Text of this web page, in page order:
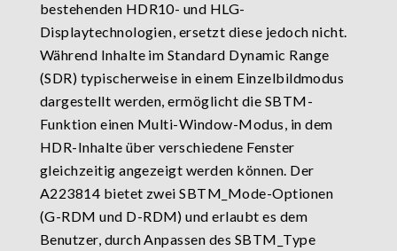
bestehenden HDR10- und HLG-
Displaytechnologien, ersetzt diese jedoch nicht.
Während Inhalte im Standard Dynamic Range
(SDR) typischerweise in einem Einzelbildmodus
dargestellt werden, ermöglicht die SBTM-
Funktion einen Multi-Window-Modus, in dem
HDR-Inhalte über verschiedene Fenster
gleichzeitig angezeigt werden können. Der
A223814 bietet zwei SBTM_Mode-Optionen
(G-RDM und D-RDM) und erlaubt es dem
Benutzer, durch Anpassen des SBTM_Type